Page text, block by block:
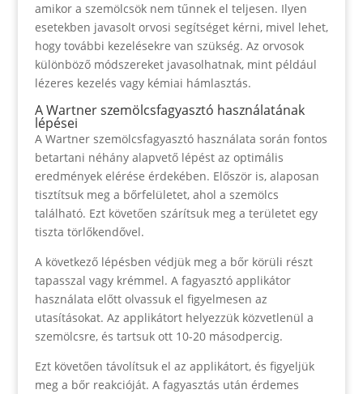
amikor a szemölcsök nem tűnnek el teljesen. Ilyen
esetekben javasolt orvosi segítséget kérni, mivel lehet,
hogy további kezelésekre van szükség. Az orvosok
különböző módszereket javasolhatnak, mint például
lézeres kezelés vagy kémiai hámlasztás.
A Wartner szemölcsfagyasztó használatának
lépései
A Wartner szemölcsfagyasztó használata során fontos
betartani néhány alapvető lépést az optimális
eredmények elérése érdekében. Először is, alaposan
tisztítsuk meg a bőrfelületet, ahol a szemölcs
található. Ezt követően szárítsuk meg a területet egy
tiszta törlőkendővel.
A következő lépésben védjük meg a bőr körüli részt
tapasszal vagy krémmel. A fagyasztó applikátor
használata előtt olvassuk el figyelmesen az
utasításokat. Az applikátort helyezzük közvetlenül a
szemölcsre, és tartsuk ott 10-20 másodpercig.
Ezt követően távolítsuk el az applikátort, és figyeljük
meg a bőr reakcióját. A fagyasztás után érdemes